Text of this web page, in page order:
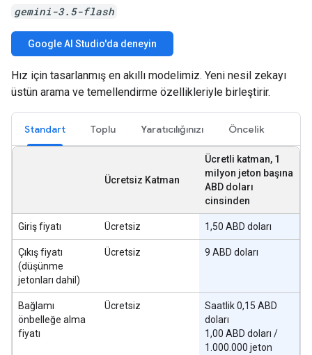
gemini-3.5-flash
Google AI Studio'da deneyin
Hız için tasarlanmış en akıllı modelimiz. Yeni nesil zekayı
üstün arama ve temellendirme özellikleriyle birleştirir.
Standart Toplu Yaratıcılığınızı Öncelik
Ücretsiz Katman
Ücretli katman, 1
milyon jeton başına
ABD doları
cinsinden
Giriş fiyatı Ücretsiz 1,50 ABD doları
Çıkış fiyatı
(düşünme
jetonları dahil)
Ücretsiz 9 ABD doları
Bağlamı
önbelleğe alma
fiyatı
Ücretsiz
Saatlik 0,15 ABD
doları
1,00 ABD doları /
1.000.000 jeton